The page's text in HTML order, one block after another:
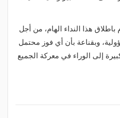
باطلاق هذا النداء الهام، من أجل
وبقناعة بأن أي فوز محتمل
إلى الوراء في معركة الجميع